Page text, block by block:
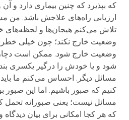
که بپذیرد که چنین بیماری دارد و
ارزیابی راه‌های علاجش باشد. من
تلاش می‌کنم هیجان‌ها و لحظه‌های
وضعیت خارج نکند؛ چون خیلی
وضعیت خارج شود. ممکن است
شود و یا خودش را درگیر یکسری
مسائل دیگر. احساس می‌کنم ما
کنیم که صبور باشیم. اما این صبور
مسائل نیست؛ یعنی صبورانه تحمل
که هر کجا امکانی برای بیان